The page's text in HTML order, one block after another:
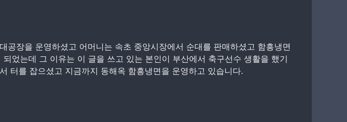
장을 운영하셨고 어머니는 속초 중앙시장에서 순대를 판매하셨고 함흥냉면
었는데 그 이유는 이 글을 쓰고 있는 본인이 부산에서 축구선수 생활을 했기
터를 잡으셨고 지금까지 동해옥 함흥냉면을 운영하고 있습니다.